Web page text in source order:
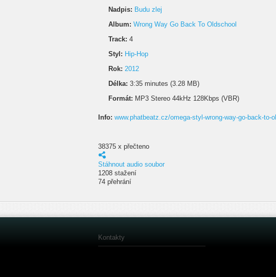
Nadpis: Budu zlej
Album: Wrong Way Go Back To Oldschool
Track: 4
Styl: Hip-Hop
Rok: 2012
Délka: 3:35 minutes (3.28 MB)
Formát: MP3 Stereo 44kHz 128Kbps (VBR)
Info: www.phatbeatz.cz/omega-styl-wrong-way-go-back-to-
38375 x přečteno
Stáhnout audio soubor
1208 stažení
74 přehrání
Kontakty